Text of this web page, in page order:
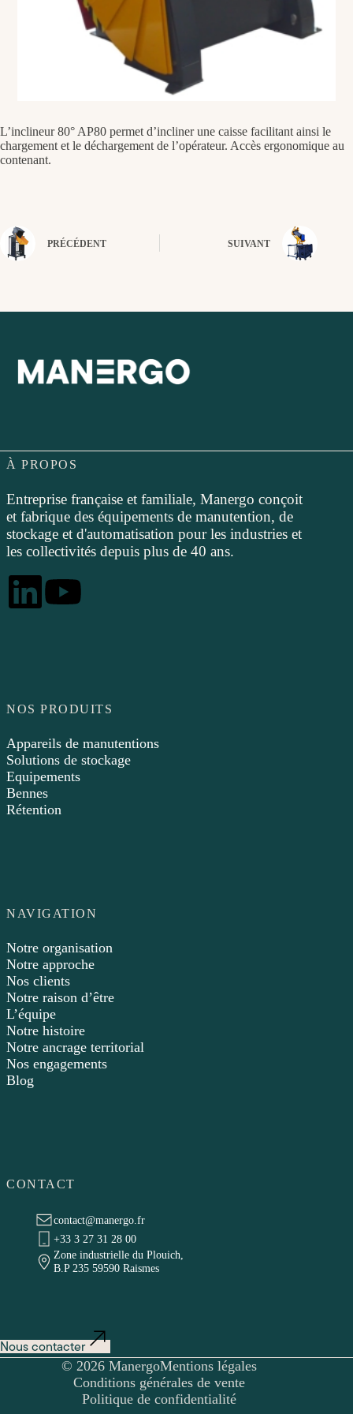
L’inclineur 80° AP80 permet d’incliner une caisse facilitant ainsi le
chargement et le déchargement de l’opérateur. Accès ergonomique au
contenant.
PRÉCÉDENT SUIVANT
À PROPOS
Entreprise française et familiale, Manergo conçoit
et fabrique des équipements de manutention, de
stockage et d'automatisation pour les industries et
les collectivités depuis plus de 40 ans.
NOS PRODUITS
Appareils de manutentions
Solutions de stockage
Equipements
Bennes
Rétention
NAVIGATION
Notre organisation
Notre approche
Nos clients
Notre raison d’être
L’équipe
Notre histoire
Notre ancrage territorial
Nos engagements
Blog
CONTACT
contact@manergo.fr
+33 3 27 31 28 00
Zone industrielle du Plouich,
B.P 235 59590 Raismes
Nous contacter
© 2026 ManergoMentions légales
Conditions générales de vente
Politique de confidentialité